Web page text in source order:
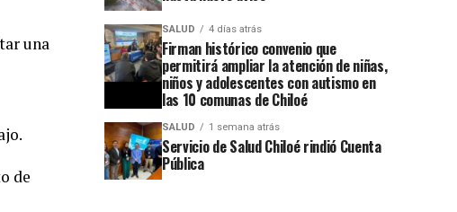
una
de
SALUD 4 días atrás
Firman histórico convenio que
permitirá ampliar la atención de niñas,
niños y adolescentes con autismo en
las 10 comunas de Chiloé
SALUD 1 semana atrás
Servicio de Salud Chiloé rindió Cuenta
Pública